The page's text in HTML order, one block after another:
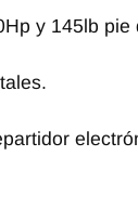
y 145lb pie